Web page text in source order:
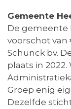
Gemeente
De gemeente
voorschot van
Schunck bv.
plaats in
Groep enig
Dezelfde